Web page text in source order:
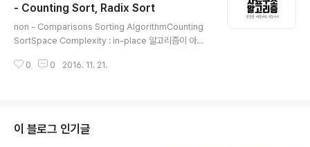
어 낸 뒤 이를 인덱스로 사용한다. 특정 데이터가 저장되는
다른 데이터의 사이에 끼어들거나 삭제 시 다른 데이터로
채울 필요가 없으므로 추가적인 데이터의 이동이 없다. `특
별한 알고리즘`이란 것을 통해 고유한 인덱스 값을 설정하
- Counting Sort, Radix Sort
non - Comparisons Sorting AlgorithmCounting
SortSpace Complexity : in-place 알고리즘이 아니
k)Radix Sort에 대해 알아보기 전에 Count Sort에 대해
개인지 개수를 세어 정렬하는 방식이다. 정렬하고자 하는
값 중 최대값에 해당하는 값을 size로 하는 임시 배열을 만
0 0 2016. 11. 21.
이 블로그 인기글